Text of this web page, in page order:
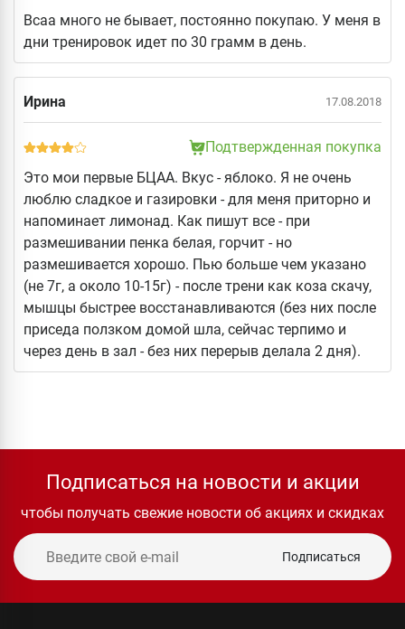
Всаа много не бывает, постоянно покупаю. У меня в
дни тренировок идет по 30 грамм в день.
Ирина 17.08.2018
Подтвержденная покупка
Это мои первые БЦАА. Вкус - яблоко. Я не очень
люблю сладкое и газировки - для меня приторно и
напоминает лимонад. Как пишут все - при
размешивании пенка белая, горчит - но
размешивается хорошо. Пью больше чем указано
(не 7г, а около 10-15г) - после трени как коза скачу,
мышцы быстрее восстанавливаются (без них после
приседа ползком домой шла, сейчас терпимо и
через день в зал - без них перерыв делала 2 дня).
Подписаться на новости и акции
чтобы получать свежие новости об акциях и скидках
Подписаться